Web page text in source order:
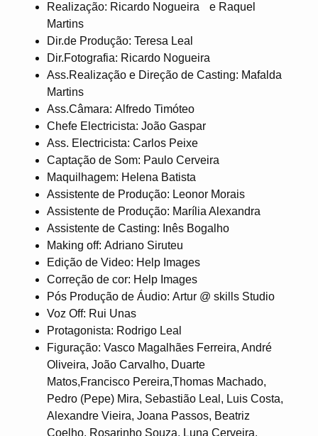
Realização: Ricardo Nogueira e Raquel
Martins
Dir.de Produção: Teresa Leal
Dir.Fotografia: Ricardo Nogueira
Ass.Realização e Direção de Casting: Mafalda
Martins
Ass.Câmara: Alfredo Timóteo
Chefe Electricista: João Gaspar
Ass. Electricista: Carlos Peixe
Captação de Som: Paulo Cerveira
Maquilhagem: Helena Batista
Assistente de Produção: Leonor Morais
Assistente de Produção: Marília Alexandra
Assistente de Casting: Inês Bogalho
Making off: Adriano Siruteu
Edição de Video: Help Images
Correção de cor: Help Images
Pós Produção de Áudio: Artur @ skills Studio
Voz Off: Rui Unas
Protagonista: Rodrigo Leal
Figuração: Vasco Magalhães Ferreira, André
Oliveira, João Carvalho, Duarte
Matos,Francisco Pereira,Thomas Machado,
Pedro (Pepe) Mira, Sebastião Leal, Luis Costa,
Alexandre Vieira, Joana Passos, Beatriz
Coelho, Rosarinho Souza, Luna Cerveira,